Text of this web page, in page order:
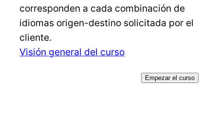
corresponden a cada combinación de
idiomas origen-destino solicitada por el
cliente.
Visión general del curso
Empezar el curso